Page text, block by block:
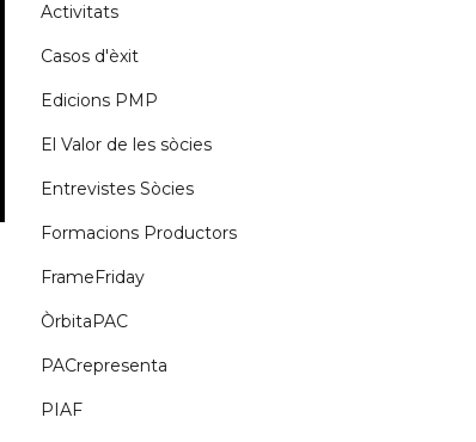
Activitats
Casos d'èxit
Edicions PMP
El Valor de les sòcies
Entrevistes Sòcies
Formacions Productors
FrameFriday
ÒrbitaPAC
PACrepresenta
PIAF